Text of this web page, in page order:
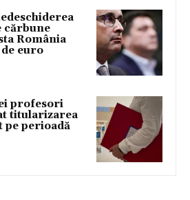
cărbune
România
euro
profesori
titularizarea
pe perioadă